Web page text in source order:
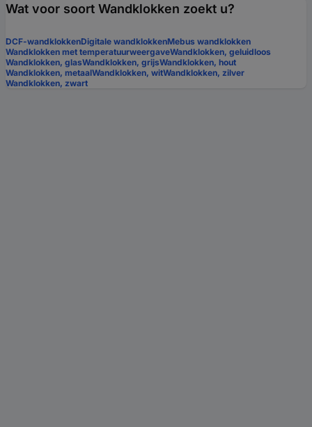
Wat voor soort Wandklokken zoekt u?
DCF-wandklokkenDigitale wandklokkenMebus wandklokken
Wandklokken met temperatuurweergaveWandklokken, geluidloos
Wandklokken, glasWandklokken, grijsWandklokken, hout
Wandklokken, metaalWandklokken, witWandklokken, zilver
Wandklokken, zwart